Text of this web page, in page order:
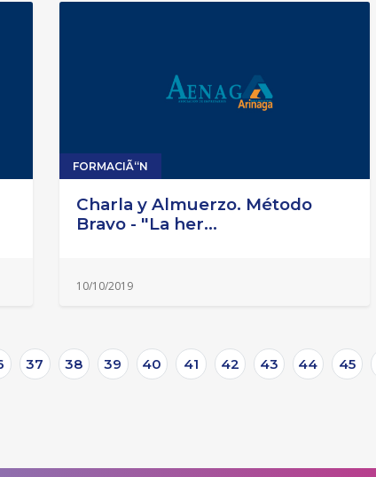
FORMACIÃ“N
Charla y Almuerzo. Método
Bravo - "La her...
10/10/2019
37 38 39 40 41 42 43 44 45